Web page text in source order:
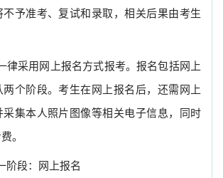
予准考、复试和录取，相关后果由考生
律采用网上报名方式报考。报名包括网上
个阶段。考生在网上报名后，还需网上
集本人照片图像等相关电子信息，同时
。
阶段：网上报名